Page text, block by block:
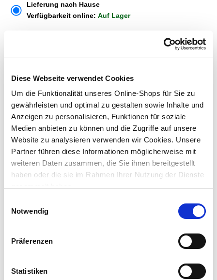
Diese Webseite verwendet Cookies
Um die Funktionalität unseres Online-Shops für Sie zu
gewährleisten und optimal zu gestalten sowie Inhalte und
Anzeigen zu personalisieren, Funktionen für soziale
Medien anbieten zu können und die Zugriffe auf unsere
Website zu analysieren verwenden wir Cookies. Unsere
Partner führen diese Informationen möglicherweise mit
weiteren Daten zusammen, die Sie ihnen bereitgestellt
haben oder die sie im Rahmen Ihrer Nutzung der Dienste
Notwendig
Präferenzen
Statistiken
Lieferung nach Hause
Verfügbarkeit online: Auf Lager
Dieser Artikel kann über Abholung im Markt nicht
Menge
In den Warenkorb
Merken
ZUBEHÖR UND PASSENDE ARTIKEL: